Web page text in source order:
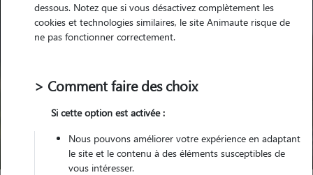
Trouver mon Pet Sitter
Compte pet sitter qui n'existe plus
dessous. Notez que si vous désactivez complètement les
cookies et technologies similaires, le site Animaute risque de
ne pas fonctionner correctement.
> Comment faire des choix
Si cette option est activée :
Nous pouvons améliorer votre expérience en adaptant
le site et le contenu à des éléments susceptibles de
vous intéresser.